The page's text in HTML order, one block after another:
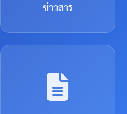
ข่าวสาร